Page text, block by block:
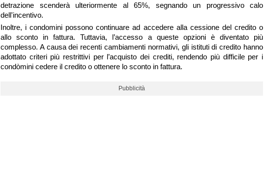
detrazione scenderà ulteriormente al 65%, segnando un progressivo calo
dell'incentivo.
Inoltre, i condomini possono continuare ad accedere alla cessione del credito o
allo sconto in fattura. Tuttavia, l’accesso a queste opzioni è diventato più
complesso. A causa dei recenti cambiamenti normativi, gli istituti di credito hanno
adottato criteri più restrittivi per l’acquisto dei crediti, rendendo più difficile per i
condòmini cedere il credito o ottenere lo sconto in fattura.
Pubblicità